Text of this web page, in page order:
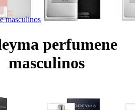
masculinos
perfumene
masculinos